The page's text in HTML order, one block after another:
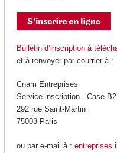
Bulletin d’inscription à
et à renvoyer par courrier à :
Cnam Entreprises
Service inscription - Case
292 rue Saint-Martin
75003 Paris
ou par e-mail à :